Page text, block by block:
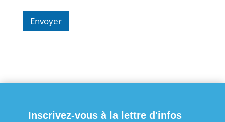
Envoyer
Inscrivez-vous à la lettre d'infos